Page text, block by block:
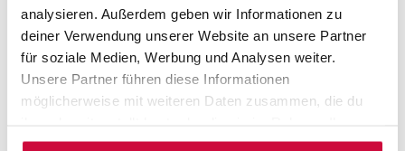
analysieren. Außerdem geben wir Informationen zu
deiner Verwendung unserer Website an unsere Partner
für soziale Medien, Werbung und Analysen weiter.
Unsere Partner führen diese Informationen
möglicherweise mit weiteren Daten zusammen, die du
Nutzung der Dienste gesammelt haben.